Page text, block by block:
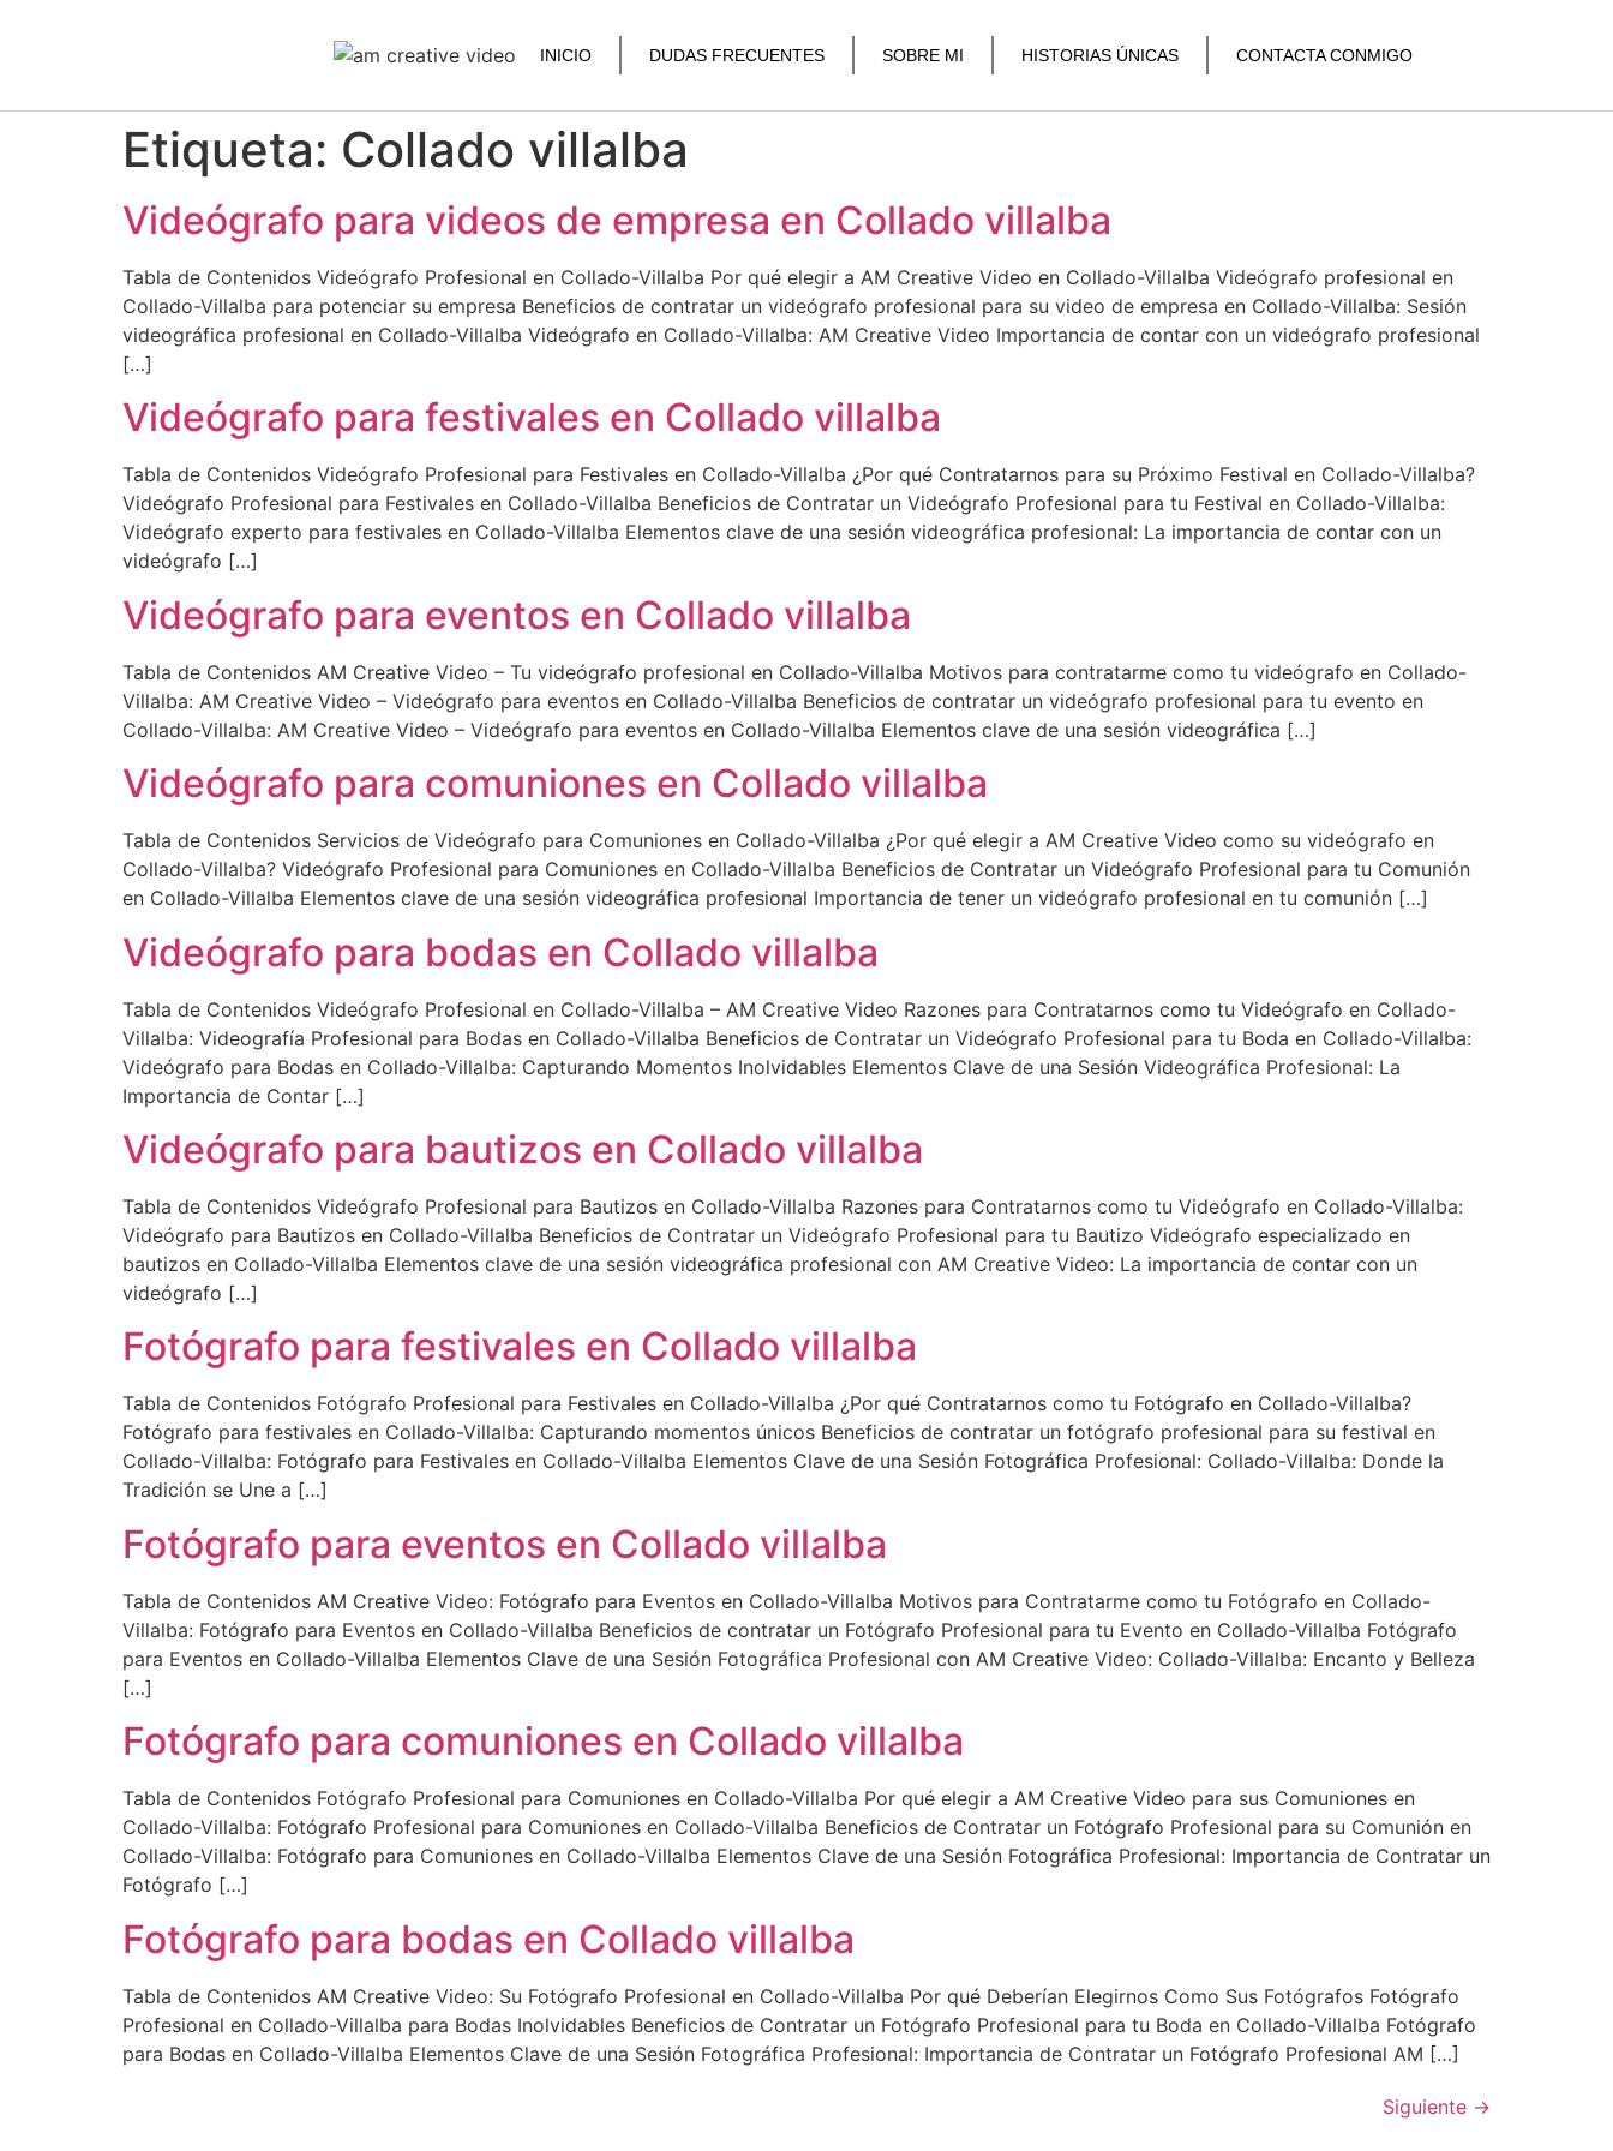
INICIO DUDAS FRECUENTES SOBRE MI HISTORIAS ÚNICAS CONTACTA CONMIGO
Etiqueta: Collado villalba
Videógrafo para videos de empresa en Collado villalba
Tabla de Contenidos Videógrafo Profesional en Collado-Villalba Por qué elegir a AM Creative Video en Collado-Villalba Videógrafo profesional en
Collado-Villalba para potenciar su empresa Beneficios de contratar un videógrafo profesional para su video de empresa en Collado-Villalba: Sesión
videográfica profesional en Collado-Villalba Videógrafo en Collado-Villalba: AM Creative Video Importancia de contar con un videógrafo profesional
[…]
Videógrafo para festivales en Collado villalba
Tabla de Contenidos Videógrafo Profesional para Festivales en Collado-Villalba ¿Por qué Contratarnos para su Próximo Festival en Collado-Villalba?
Videógrafo Profesional para Festivales en Collado-Villalba Beneficios de Contratar un Videógrafo Profesional para tu Festival en Collado-Villalba:
Videógrafo experto para festivales en Collado-Villalba Elementos clave de una sesión videográfica profesional: La importancia de contar con un
videógrafo […]
Videógrafo para eventos en Collado villalba
Tabla de Contenidos AM Creative Video – Tu videógrafo profesional en Collado-Villalba Motivos para contratarme como tu videógrafo en Collado-
Villalba: AM Creative Video – Videógrafo para eventos en Collado-Villalba Beneficios de contratar un videógrafo profesional para tu evento en
Collado-Villalba: AM Creative Video – Videógrafo para eventos en Collado-Villalba Elementos clave de una sesión videográfica […]
Videógrafo para comuniones en Collado villalba
Tabla de Contenidos Servicios de Videógrafo para Comuniones en Collado-Villalba ¿Por qué elegir a AM Creative Video como su videógrafo en
Collado-Villalba? Videógrafo Profesional para Comuniones en Collado-Villalba Beneficios de Contratar un Videógrafo Profesional para tu Comunión
en Collado-Villalba Elementos clave de una sesión videográfica profesional Importancia de tener un videógrafo profesional en tu comunión […]
Videógrafo para bodas en Collado villalba
Tabla de Contenidos Videógrafo Profesional en Collado-Villalba – AM Creative Video Razones para Contratarnos como tu Videógrafo en Collado-
Villalba: Videografía Profesional para Bodas en Collado-Villalba Beneficios de Contratar un Videógrafo Profesional para tu Boda en Collado-Villalba:
Videógrafo para Bodas en Collado-Villalba: Capturando Momentos Inolvidables Elementos Clave de una Sesión Videográfica Profesional: La
Importancia de Contar […]
Videógrafo para bautizos en Collado villalba
Tabla de Contenidos Videógrafo Profesional para Bautizos en Collado-Villalba Razones para Contratarnos como tu Videógrafo en Collado-Villalba:
Videógrafo para Bautizos en Collado-Villalba Beneficios de Contratar un Videógrafo Profesional para tu Bautizo Videógrafo especializado en
bautizos en Collado-Villalba Elementos clave de una sesión videográfica profesional con AM Creative Video: La importancia de contar con un
videógrafo […]
Fotógrafo para festivales en Collado villalba
Tabla de Contenidos Fotógrafo Profesional para Festivales en Collado-Villalba ¿Por qué Contratarnos como tu Fotógrafo en Collado-Villalba?
Fotógrafo para festivales en Collado-Villalba: Capturando momentos únicos Beneficios de contratar un fotógrafo profesional para su festival en
Collado-Villalba: Fotógrafo para Festivales en Collado-Villalba Elementos Clave de una Sesión Fotográfica Profesional: Collado-Villalba: Donde la
Tradición se Une a […]
Fotógrafo para eventos en Collado villalba
Tabla de Contenidos AM Creative Video: Fotógrafo para Eventos en Collado-Villalba Motivos para Contratarme como tu Fotógrafo en Collado-
Villalba: Fotógrafo para Eventos en Collado-Villalba Beneficios de contratar un Fotógrafo Profesional para tu Evento en Collado-Villalba Fotógrafo
para Eventos en Collado-Villalba Elementos Clave de una Sesión Fotográfica Profesional con AM Creative Video: Collado-Villalba: Encanto y Belleza
[…]
Fotógrafo para comuniones en Collado villalba
Tabla de Contenidos Fotógrafo Profesional para Comuniones en Collado-Villalba Por qué elegir a AM Creative Video para sus Comuniones en
Collado-Villalba: Fotógrafo Profesional para Comuniones en Collado-Villalba Beneficios de Contratar un Fotógrafo Profesional para su Comunión en
Collado-Villalba: Fotógrafo para Comuniones en Collado-Villalba Elementos Clave de una Sesión Fotográfica Profesional: Importancia de Contratar un
Fotógrafo […]
Fotógrafo para bodas en Collado villalba
Tabla de Contenidos AM Creative Video: Su Fotógrafo Profesional en Collado-Villalba Por qué Deberían Elegirnos Como Sus Fotógrafos Fotógrafo
Profesional en Collado-Villalba para Bodas Inolvidables Beneficios de Contratar un Fotógrafo Profesional para tu Boda en Collado-Villalba Fotógrafo
para Bodas en Collado-Villalba Elementos Clave de una Sesión Fotográfica Profesional: Importancia de Contratar un Fotógrafo Profesional AM […]
Siguiente →